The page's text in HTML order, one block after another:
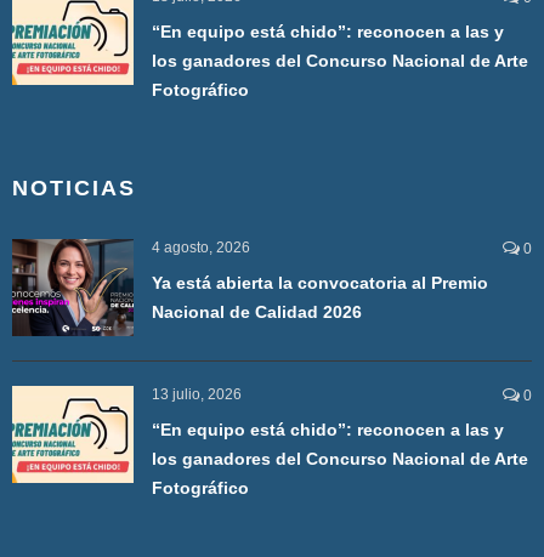
“En equipo está chido”: reconocen a las y
los ganadores del Concurso Nacional de Arte
Fotográfico
NOTICIAS
4 agosto, 2026 0
Ya está abierta la convocatoria al Premio
Nacional de Calidad 2026
13 julio, 2026 0
“En equipo está chido”: reconocen a las y
los ganadores del Concurso Nacional de Arte
Fotográfico